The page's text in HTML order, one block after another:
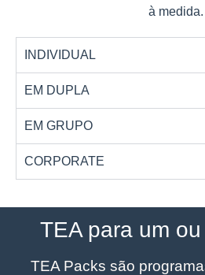
à medida.
INDIVIDUAL
EM DUPLA
EM GRUPO
CORPORATE
TEA para um
TEA Packs são